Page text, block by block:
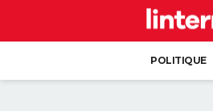
POLITIQUE